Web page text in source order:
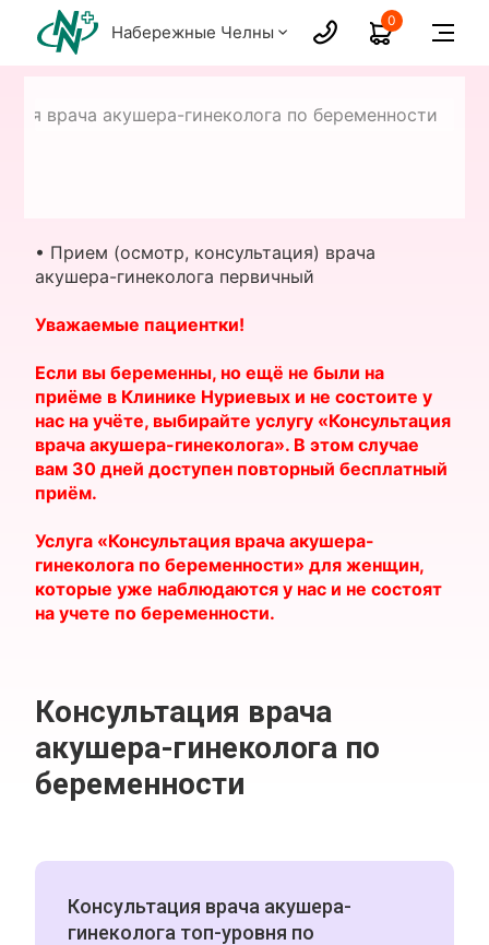
Набережные Челны
0
врача акушера-гинеколога по беременности
• Прием (осмотр, консультация) врача
акушера-гинеколога первичный
Уважаемые пациентки!
Если вы беременны, но ещё не были на
приёме в Клинике Нуриевых и не состоите у
нас на учёте, выбирайте услугу «Консультация
врача акушера-гинеколога». В этом случае
вам 30 дней доступен повторный бесплатный
приём.
Услуга «Консультация врача акушера-
гинеколога по беременности» для женщин,
которые уже наблюдаются у нас и не состоят
на учете по беременности.
Консультация врача
акушера-гинеколога по
беременности
Консультация врача акушера-
гинеколога топ-уровня по